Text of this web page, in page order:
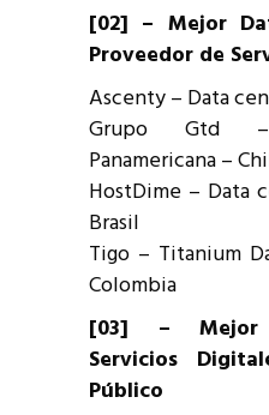
[02] – Mejor
Proveedor de
Ascenty – Data
Grupo Gtd
Panamericana –
HostDime – Data
Brasil
Tigo – Titanium
Colombia
[03] – Mejor
Servicios
Público